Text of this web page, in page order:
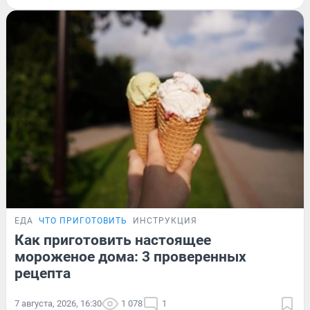
ЕДА ЧТО ПРИГОТОВИТЬ ИНСТРУКЦИЯ
Как приготовить настоящее
мороженое дома: 3 проверенных
рецепта
7 августа, 2026, 16:30 1 078 1